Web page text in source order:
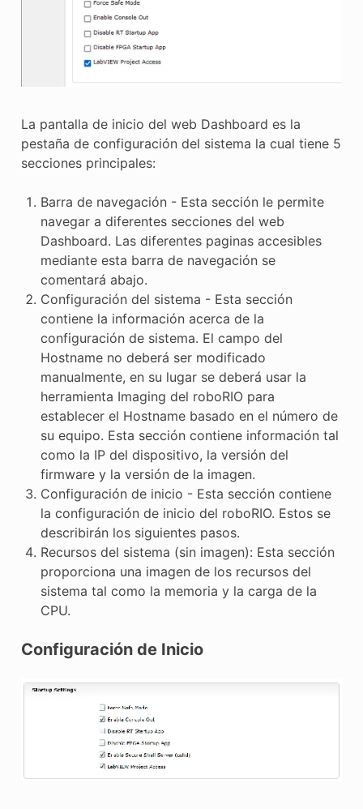
La pantalla de inicio del web Dashboard es la
pestaña de configuración del sistema la cual tiene 5
secciones principales:
Barra de navegación - Esta sección le permite
navegar a diferentes secciones del web
Dashboard. Las diferentes paginas accesibles
mediante esta barra de navegación se
comentará abajo.
Configuración del sistema - Esta sección
contiene la información acerca de la
configuración de sistema. El campo del
Hostname no deberá ser modificado
manualmente, en su lugar se deberá usar la
herramienta Imaging del roboRIO para
establecer el Hostname basado en el número de
su equipo. Esta sección contiene información tal
como la IP del dispositivo, la versión del
firmware y la versión de la imagen.
Configuración de inicio - Esta sección contiene
la configuración de inicio del roboRIO. Estos se
describirán los siguientes pasos.
Recursos del sistema (sin imagen): Esta sección
proporciona una imagen de los recursos del
sistema tal como la memoria y la carga de la
CPU.
Configuración de Inicio